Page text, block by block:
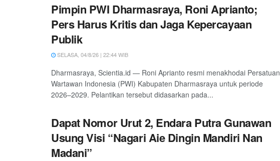
Pimpin PWI Dharmasraya, Roni Aprianto;
Pers Harus Kritis dan Jaga Kepercayaan
Publik
SELASA, 04/8/26 | 22:44 WIB
Dharmasraya, Scientia.id — Roni Aprianto resmi menakhodai Persatuan
Wartawan Indonesia (PWI) Kabupaten Dharmasraya untuk periode
2026–2029. Pelantikan tersebut didasarkan pada...
Dapat Nomor Urut 2, Endara Putra Gunawan
Usung Visi “Nagari Aie Dingin Mandiri Nan
Madani”